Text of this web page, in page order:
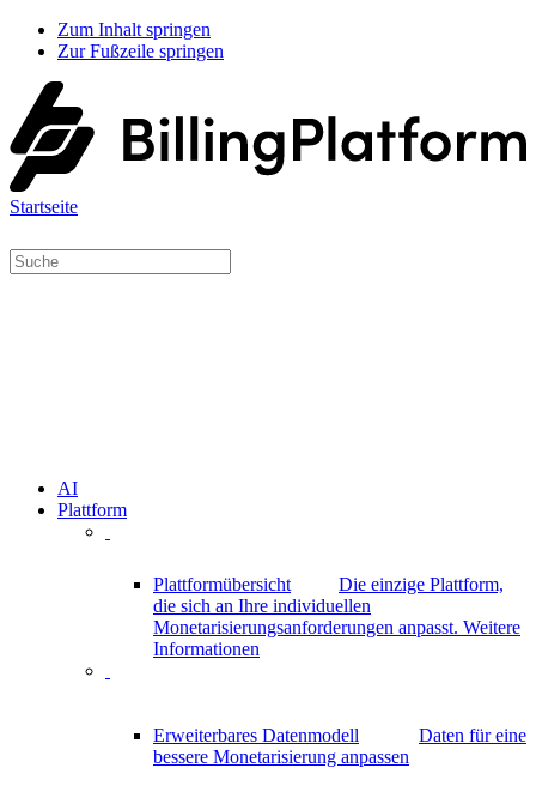
Zum Inhalt springen
Zur Fußzeile springen
Startseite
AI
Plattform
Plattformübersicht
Die einzige Plattform,
die sich an Ihre individuellen
Monetarisierungsanforderungen anpasst. Weitere
Informationen
Erweiterbares Datenmodell
Daten für eine
bessere Monetarisierung anpassen